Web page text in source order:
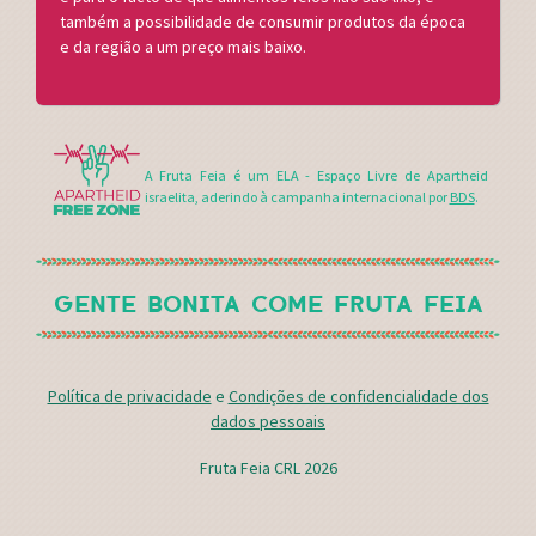
também a possibilidade de consumir produtos da época
e da região a um preço mais baixo.
A Fruta Feia é um ELA - Espaço Livre de Apartheid
israelita, aderindo à campanha internacional por BDS.
GENTE BONITA COME FRUTA FEIA
Política de privacidade e Condições de confidencialidade dos
dados pessoais
Fruta Feia CRL 2026